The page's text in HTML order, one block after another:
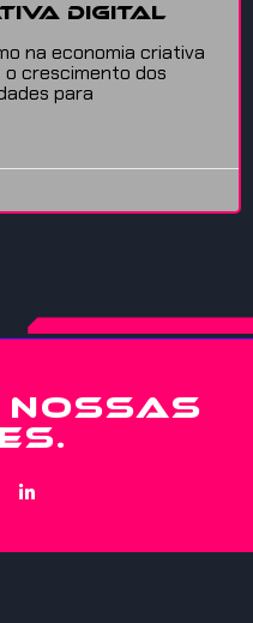
digital
na economia criativa
crescimento dos
para
NOSSAS